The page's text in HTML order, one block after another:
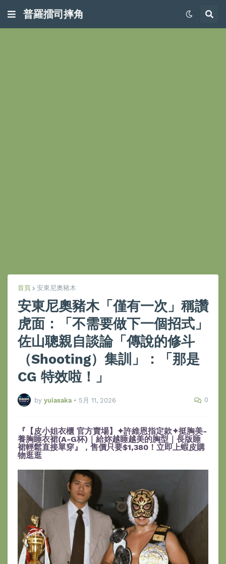
普羅擂司摔角
首頁 安東尼奧豬木
安東尼奧豬木「僅有一次」稱讚
虎面：「不需要做下一個招式」
佐山聰親自談論「傳說的修斗
（Shooting）集訓」：「那是
CG 特效啦！」
by yuiasaka • 5月 11, 2026 0
『【皮小姐衣櫃 官方賣場】✦許維恩指定款✦挺胸美-
養胸睡衣裙(A-G杯)｜給妳越睡越美的胸型｜長版睡
裙輕鬆直接單穿』，售價只要$1,380！立即上蝦皮購
物逛逛